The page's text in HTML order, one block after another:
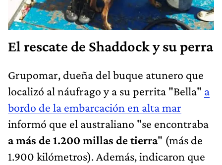
El rescate de Shaddock y su perra
Grupomar, dueña del buque atunero que
localizó al náufrago y a su perrita "Bella" a
bordo de la embarcación en alta mar
informó que el australiano "se encontraba
a más de 1.200 millas de tierra" (más de
1.900 kilómetros). Además, indicaron que